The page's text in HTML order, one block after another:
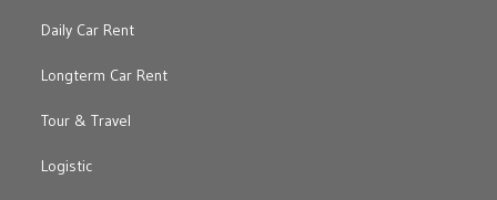
Daily Car Rent
Longterm Car Rent
Tour & Travel
Logistic